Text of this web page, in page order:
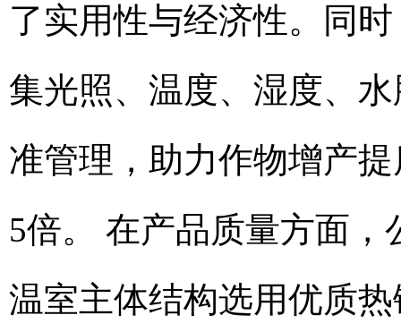
了实用性与经济性。同
集光照、温度、湿度、
准管理，助力作物增产
5倍。 在产品质量方面
温室主体结构选用优质